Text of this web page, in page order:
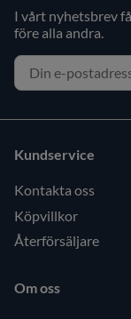
I vårt nyhetsbrev
före alla andra.
Kundservice
Kontakta oss
Köpvillkor
Återförsäljare
Om oss